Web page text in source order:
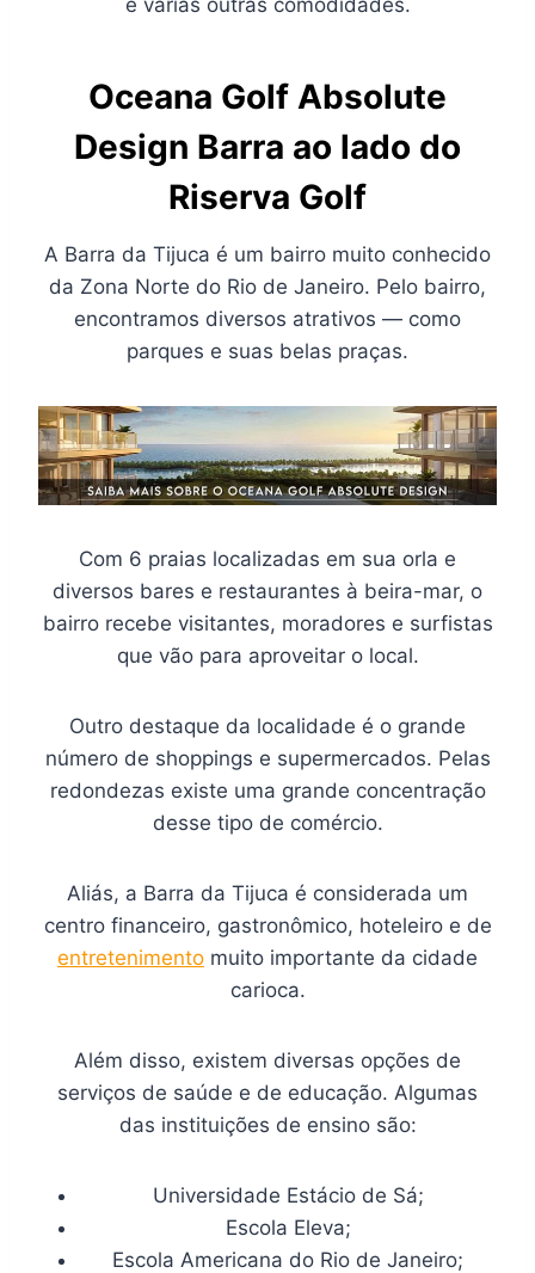
e várias outras comodidades.
Oceana Golf Absolute
Design Barra ao lado do
Riserva Golf
A Barra da Tijuca é um bairro muito conhecido
da Zona Norte do Rio de Janeiro. Pelo bairro,
encontramos diversos atrativos — como
parques e suas belas praças.
Com 6 praias localizadas em sua orla e
diversos bares e restaurantes à beira-mar, o
bairro recebe visitantes, moradores e surfistas
que vão para aproveitar o local.
Outro destaque da localidade é o grande
número de shoppings e supermercados. Pelas
redondezas existe uma grande concentração
desse tipo de comércio.
Aliás, a Barra da Tijuca é considerada um
centro financeiro, gastronômico, hoteleiro e de
entretenimento muito importante da cidade
carioca.
Além disso, existem diversas opções de
serviços de saúde e de educação. Algumas
das instituições de ensino são:
Universidade Estácio de Sá;
Escola Eleva;
Escola Americana do Rio de Janeiro;